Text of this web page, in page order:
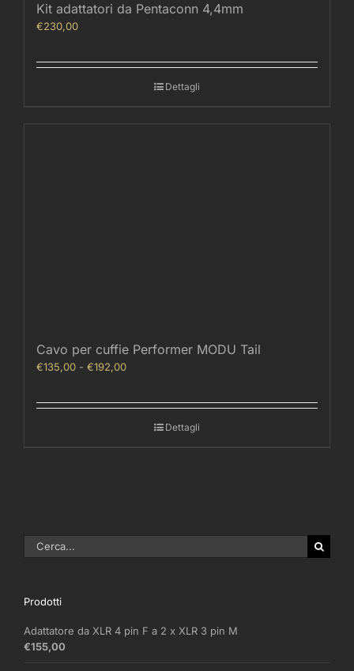
Kit adattatori da Pentaconn 4,4mm
€230,00
Dettagli
Cavo per cuffie Performer MODU Tail
€135,00 - €192,00Fascia
da
€135,00 Dettagli
Cerca
per:
Prodotti
Adattatore da XLR 4 pin F a 2 x XLR 3 pin M
€155,00